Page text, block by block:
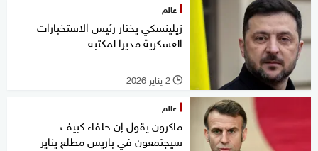
عالم
زيلينسكي يختار رئيس الاستخبارات
العسكرية مديرا لمكتبه
l 2 يناير 2026
عالم
ماكرون يقول إن حلفاء كييف
سيجتمعون في باريس مطلع يناير